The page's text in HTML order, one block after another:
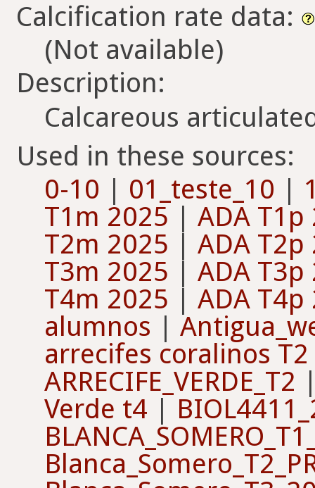
Calcification rate data:
(Not available)
Description:
Calcareous
Used in these sources:
0-10 | 01_teste_10 |
T1m 2025 | ADA T1p
T2m 2025 | ADA T2p
T3m 2025 | ADA T3p
T4m 2025 | ADA T4p
alumnos |
arrecifes coralinos T2
ARRECIFE_VERDE_T2
Verde t4 |